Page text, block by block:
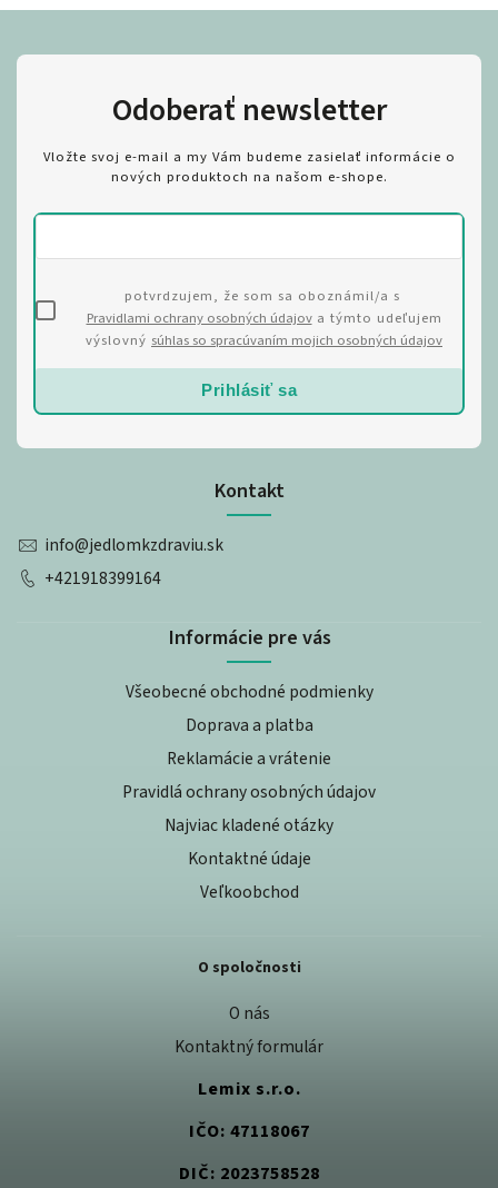
Kontakt
info@jedlomkzdraviu.sk
+421918399164
Informácie pre vás
Všeobecné obchodné podmienky
Doprava a platba
Reklamácie a vrátenie
Pravidlá ochrany osobných údajov
Najviac kladené otázky
Kontaktné údaje
Veľkoobchod
O spoločnosti
O nás
Kontaktný formulár
Lemix s.r.o.
IČO: 47118067
DIČ: 2023758528
Odoberať newsletter
Vložte svoj e-mail a my Vám budeme zasielať informácie o
nových produktoch na našom e-shope.
potvrdzujem, že som sa oboznámil/a s
Pravidlami ochrany osobných údajova týmto udeľujem
výslovný súhlas so spracúvaním mojich osobných údajov
Prihlásiť sa